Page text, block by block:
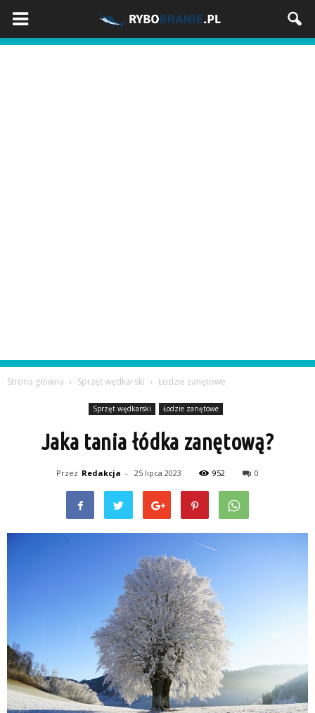
Strona główna Sprzęt wędkarski Łodzie zanętowe
Sprzęt wędkarski Łodzie zanętowe
Jaka tania łódka zanętową?
Przez Redakcja - 25 lipca 2023 952 0